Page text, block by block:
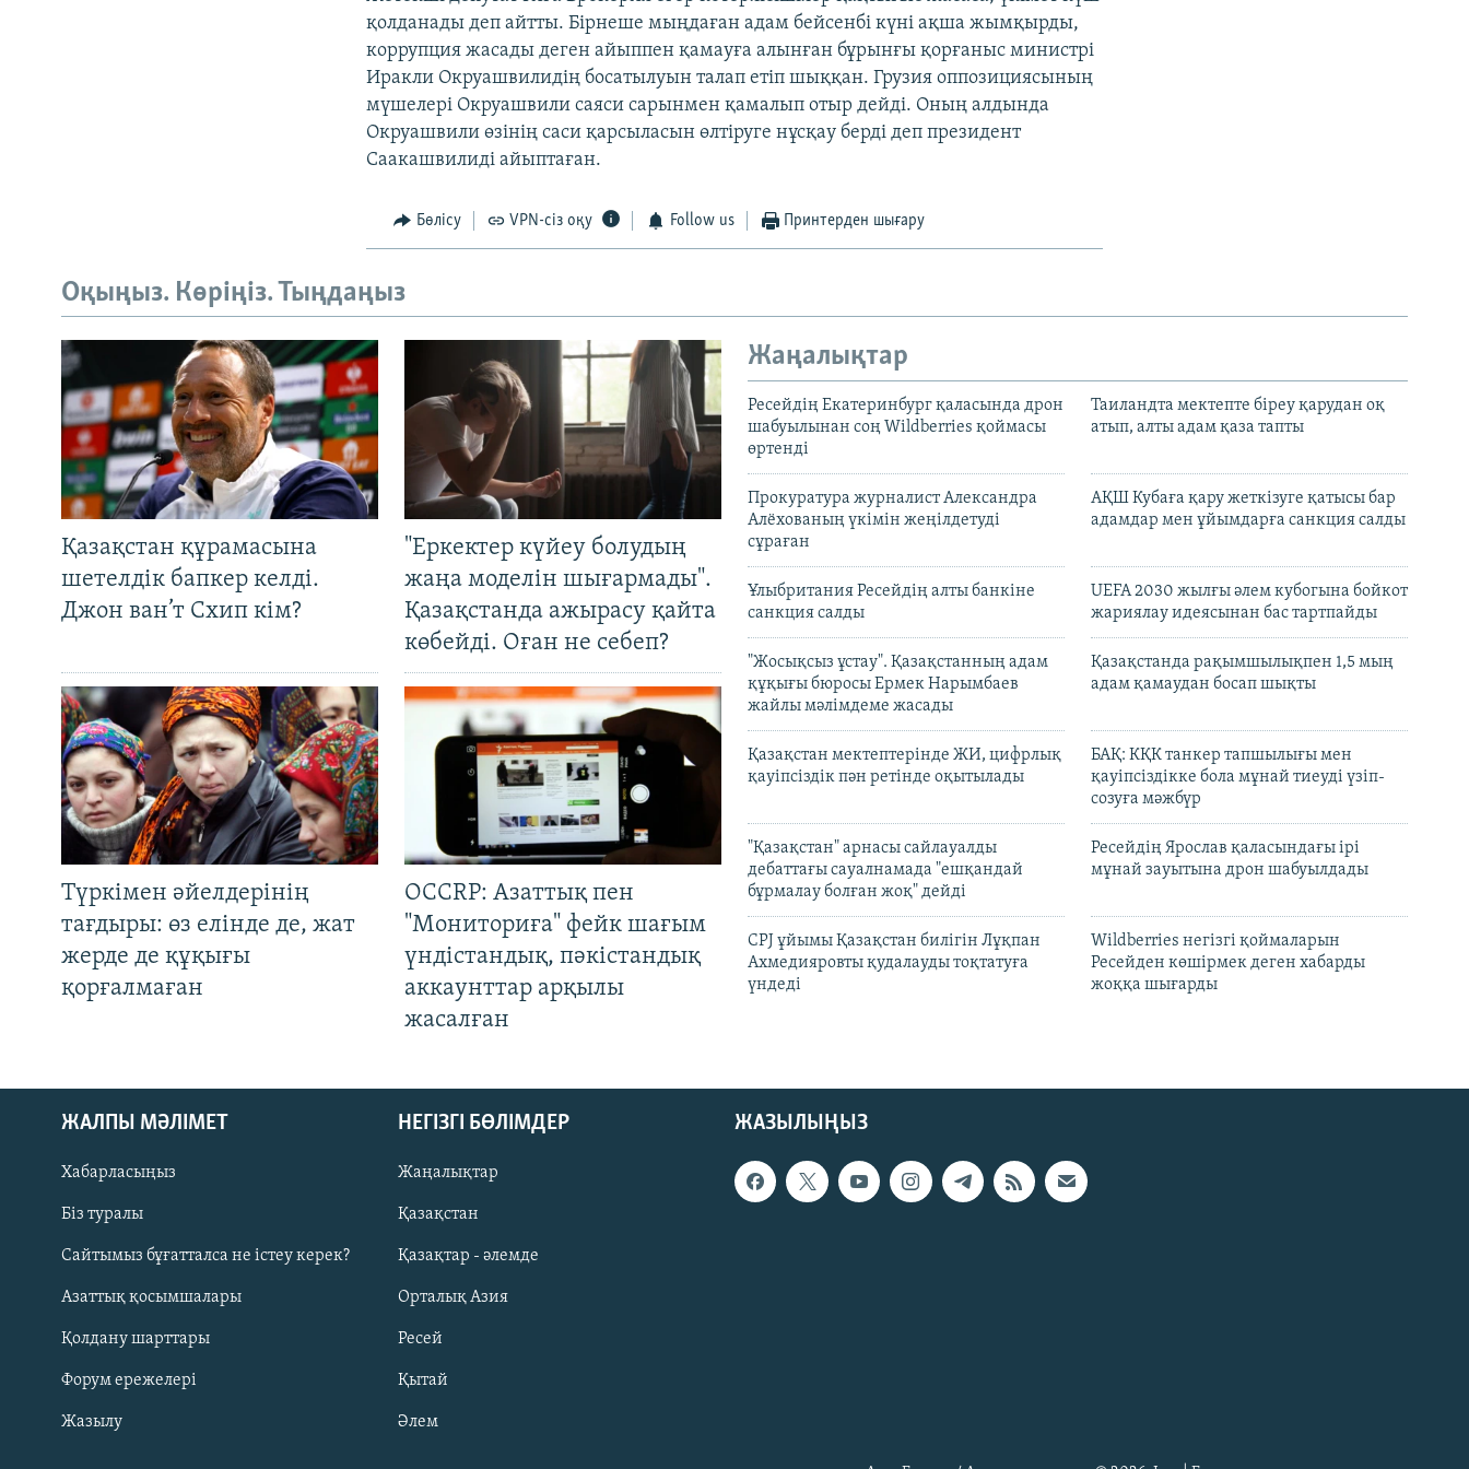
Русский
ЖАЗЫЛЫҢЫЗ
қолданады деп айтты. Бірнеше мыңдаған адам бейсенбі күні ақша жымқырды,
коррупция жасады деген айыппен қамауға алынған бұрынғы қорғаныс министрі
Иракли Окруашвилидің босатылуын талап етіп шыққан. Грузия оппозициясының
мүшелері Окруашвили саяси сарынмен қамалып отыр дейді. Оның алдында
Окруашвили өзінің саси қарсыласын өлтіруге нұсқау берді деп президент
Саакашвилиді айыптаған.
Бөлісу VPN-сіз оқу Follow us Принтерден шығару
Оқыңыз. Көріңіз. Тыңдаңыз
Қазақстан құрамасына
шетелдік бапкер келді.
Джон ван’т Схип кім?
"Еркектер күйеу болудың
жаңа моделін шығармады".
Қазақстанда ажырасу қайта
көбейді. Оған не себеп?
Түркімен әйелдерінің
тағдыры: өз елінде де, жат
жерде де құқығы
қорғалмаған
OCCRP: Азаттық пен
"Мониториға" фейк шағым
үндістандық, пәкістандық
аккаунттар арқылы
жасалған
Жаңалықтар
Ресейдің Екатеринбург қаласында дрон
шабуылынан соң Wildberries қоймасы
өртенді
Таиландта мектепте біреу қарудан оқ
атып, алты адам қаза тапты
Прокуратура журналист Александра
Алёхованың үкімін жеңілдетуді
сұраған
АҚШ Кубаға қару жеткізуге қатысы бар
адамдар мен ұйымдарға санкция салды
Ұлыбритания Ресейдің алты банкіне
санкция салды
UEFA 2030 жылғы әлем кубогына бойкот
жариялау идеясынан бас тартпайды
"Жосықсыз ұстау". Қазақстанның адам
құқығы бюросы Ермек Нарымбаев
жайлы мәлімдеме жасады
Қазақстанда рақымшылықпен 1,5 мың
адам қамаудан босап шықты
Қазақстан мектептерінде ЖИ, цифрлық
қауіпсіздік пән ретінде оқытылады
БАҚ: КҚК танкер тапшылығы мен
қауіпсіздікке бола мұнай тиеуді үзіп-
созуға мәжбүр
"Қазақстан" арнасы сайлауалды
дебаттағы сауалнамада "ешқандай
бұрмалау болған жоқ" дейді
Ресейдің Ярослав қаласындағы ірі
мұнай зауытына дрон шабуылдады
CPJ ұйымы Қазақстан билігін Лұқпан
Ахмедияровты қудалауды тоқтатуға
үндеді
Wildberries негізгі қоймаларын
Ресейден көшірмек деген хабарды
жоққа шығарды
ЖАЗЫЛЫҢЫЗ
ЖАЛПЫ МӘЛІМЕТ
Хабарласыңыз
Біз туралы
Сайтымыз бұғатталса не істеу керек?
Азаттық қосымшалары
Қолдану шарттары
Форум ережелері
Жазылу
НЕГІЗГІ БӨЛІМДЕР
Жаңалықтар
Қазақстан
Қазақтар - әлемде
Орталық Азия
Ресей
Қытай
Әлем